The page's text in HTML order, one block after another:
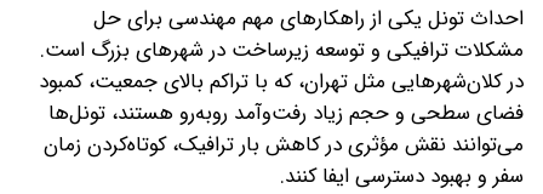
احداث تونل یکی از راهکارهای مهم مهندسی برای حل
مشکلات ترافیکی و توسعه زیرساخت در شهرهای بزرگ است.
در کلان‌شهرهایی مثل تهران، که با تراکم بالای جمعیت، کمبود
فضای سطحی و حجم زیاد رفت‌وآمد روبه‌رو هستند، تونل‌ها
می‌توانند نقش مؤثری در کاهش بار ترافیک، کوتاه‌کردن زمان
سفر و بهبود دسترسی ایفا کنند.